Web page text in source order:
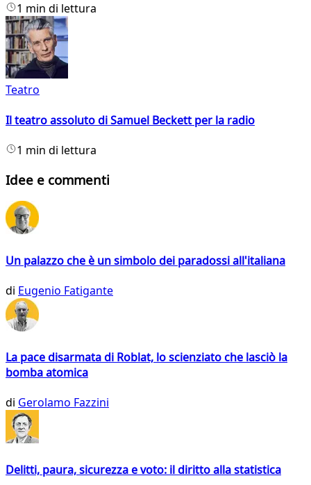
1 min di lettura
Teatro
Il teatro assoluto di Samuel Beckett per la radio
1 min di lettura
Idee e commenti
Un palazzo che è un simbolo dei paradossi all'italiana
di Eugenio Fatigante
La pace disarmata di Roblat, lo scienziato che lasciò la
bomba atomica
di Gerolamo Fazzini
Delitti, paura, sicurezza e voto: il diritto alla statistica